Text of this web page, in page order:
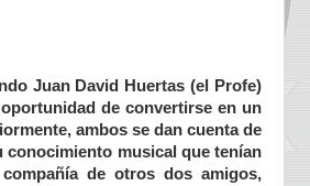
Juan David Huertas (el Profe)
de convertirse en un
ambos se dan cuenta de
conocimiento musical que tenían
de otros dos amigos,